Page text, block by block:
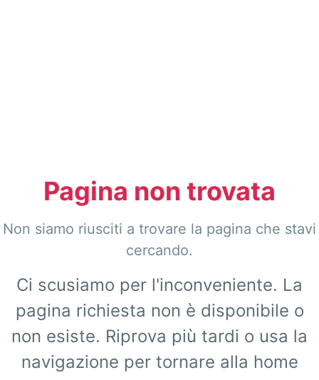
Pagina non trovata
Non siamo riusciti a trovare la pagina che stavi
cercando.
Ci scusiamo per l'inconveniente. La
pagina richiesta non è disponibile o
non esiste. Riprova più tardi o usa la
navigazione per tornare alla home